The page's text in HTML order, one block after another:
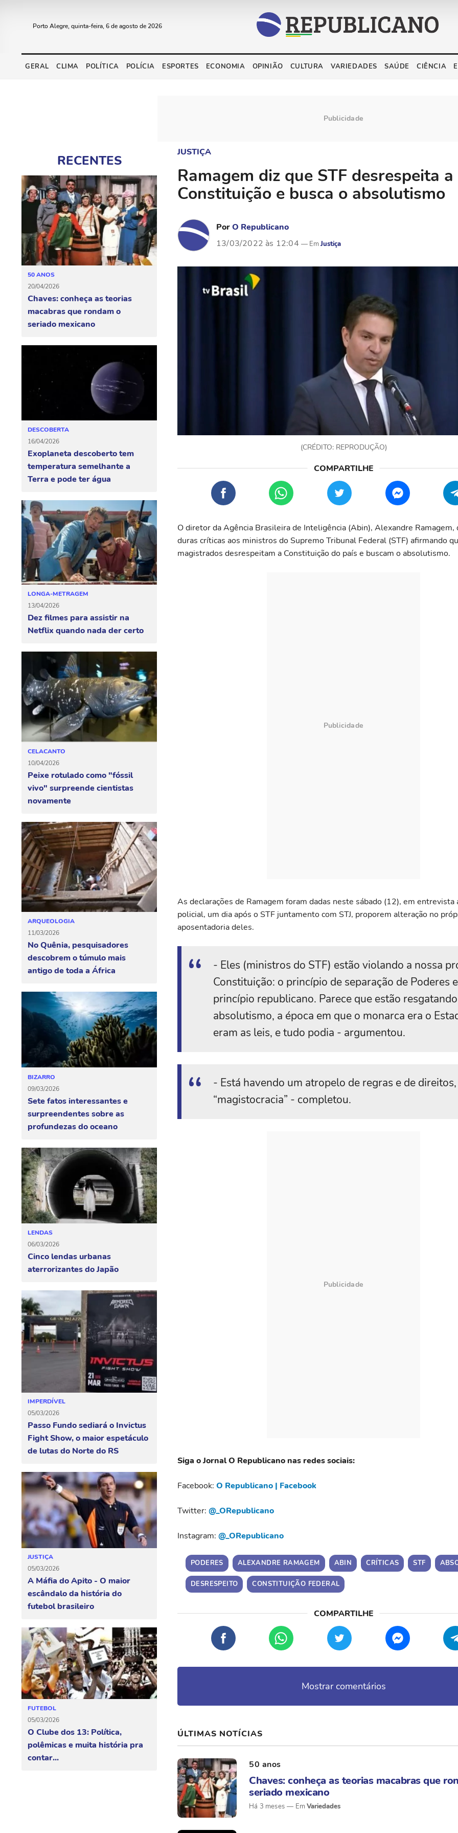
Porto Alegre, quinta-feira, 6 de agosto de 2026
GERAL CLIMA POLÍTICA POLÍCIA ESPORTES ECONOMIA OPINIÃO CULTURA VARIEDADES SAÚDE CIÊNCIA
RECENTES
50 ANOS
20/04/2026
Chaves: conheça as teorias
macabras que rondam o
seriado mexicano
DESCOBERTA
16/04/2026
Exoplaneta descoberto tem
temperatura semelhante a
Terra e pode ter água
LONGA-METRAGEM
13/04/2026
Dez filmes para assistir na
Netflix quando nada der certo
CELACANTO
10/04/2026
Peixe rotulado como "fóssil
vivo" surpreende cientistas
novamente
ARQUEOLOGIA
11/03/2026
No Quênia, pesquisadores
descobrem o túmulo mais
antigo de toda a África
BIZARRO
09/03/2026
Sete fatos interessantes e
surpreendentes sobre as
profundezas do oceano
LENDAS
06/03/2026
Cinco lendas urbanas
aterrorizantes do Japão
IMPERDÍVEL
05/03/2026
Passo Fundo sediará o Invictus
Fight Show, o maior espetáculo
de lutas do Norte do RS
JUSTIÇA
05/03/2026
A Máfia do Apito - O maior
escândalo da história do
futebol brasileiro
FUTEBOL
05/03/2026
O Clube dos 13: Política,
polêmicas e muita história pra
contar...
JUSTIÇA
Ramagem diz que STF desrespeita a
Constituição e busca o absolutismo
PorO Republicano
13/03/2022 às 12:04
Justiça
(CRÉDITO: REPRODUÇÃO)
O diretor da Agência Brasileira de Inteligência (Abin), Alexandre Ramagem,
duras críticas aos ministros do Supremo Tribunal Federal (STF) afirmando
magistrados desrespeitam a Constituição do país e buscam o absolutismo.
As declarações de Ramagem foram dadas neste sábado (12), em entrevista
policial, um dia após o STF juntamento com STJ, proporem alteração no
aposentadoria deles.
- Eles (ministros do STF) estão violando a nossa
Constituição: o princípio de separação de Poderes
princípio republicano. Parece que estão
absolutismo, a época em que o monarca era o
eram as leis, e tudo podia - argumentou.
- Está havendo um atropelo de regras e de direitos,
“magistocracia” - completou.
Siga o Jornal O Republicano nas redes sociais:
Facebook: O Republicano | Facebook
Twitter: @_ORepublicano
Instagram: @_ORepublicano
PODERES ALEXANDRE RAMAGEM ABIN CRÍTICAS STF
DESRESPEITO CONSTITUIÇÃO FEDERAL
Mostrar comentários
ÚLTIMAS NOTÍCIAS
50 anos
Chaves: conheça as teorias macabras que
seriado mexicano
Há 3 meses Variedades